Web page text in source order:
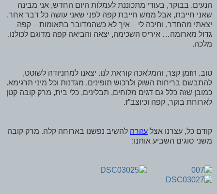
הנעים. בבוקר, בעודי מתכוננת לעמלות היום החדש, אני מבינה
שאני חייבת, אבל ממש חייבת קפה לפני שאני עושה כל דבר אחר.
יצאתי מהחדר, וחיכה לי – איך לא כשהמדובר בתאומות – קפה
גדול מארומה… איריס השכימה, יצאה והביאה קפה מדוגם לכולנו.
מלכה.
טוב. הזמן קצר, והמלאכה קוראת לנו. יצאנו למחניודה לשוטט,
להתבשם בריחות השוק ולרכוש תופינים, מגדנות וכל מיני תרגימא.
כמובן שזה כלל גם דגים מלוחים, תבלינים, כלי בית, מרק קובה קטן
לארוחת בוקר, קפה וכיוצב”ז.
קודם כל, עצרנו אצל עזורה להשיב נפשנו בארוחה קלה. מרק קובה
משני סוגים השביע אותנו: